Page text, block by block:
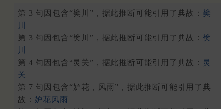
第 3 句因包含“樊川”，据此推断可能引用了典故： 樊
第 3 句因包含“樊川”，据此推断可能引用了典故： 樊
第 4 句因包含“灵关”，据此推断可能引用了典故： 灵
关
第 7 句因包含“妒花，风雨”，据此推断可能引用了典
故： 妒花风雨